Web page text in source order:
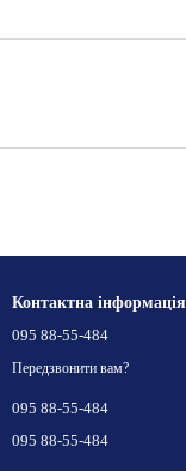
Контактна інформація
095 88-55-484
Передзвонити вам?
095 88-55-484
095 88-55-484